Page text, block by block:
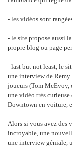
- les vidéos sont
- le site propose aussi
propre blog ou page
- last but not least, le
une interview de Remy
joueurs (Tom McEvoy,
une vidéo très
Downtown en voiture,
Alors si vous avez des
incroyable, une
une interview géniale,